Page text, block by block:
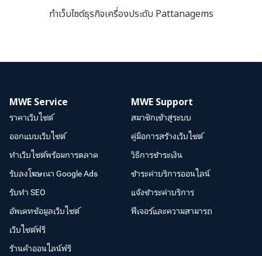
ทำเว็บไซต์ธุรกิจเครื่องประดับ Pattanagems
MWE Service
ราคาเว็บไซต์
ออกแบบเว็บไซต์
ทำเว็บไซต์พร้อมการตลาด
รับลงโฆษณา Google Ads
รับทำ SEO
อัพเดทข้อมูลเว็บไซต์
เว็บไซต์ฟรี
ร้านค้าออนไลน์ฟรี
MWE Support
สมาชิกเข้าสู่ระบบ
คู่มือการสร้างเว็บไซต์
วิธีการชำระเงิน
ชำระค่าบริการออนไลน์
แจ้งชำระค่าบริการ
ฟีเจอร์และความสามารถ